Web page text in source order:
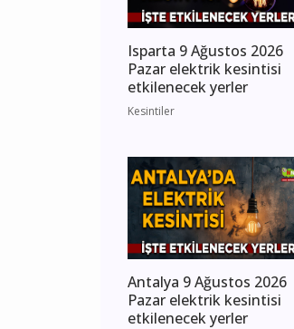
Isparta 9 Ağustos 2026
Pazar elektrik kesintisi
etkilenecek yerler
Kesintiler
Antalya 9 Ağustos 2026
Pazar elektrik kesintisi
etkilenecek yerler